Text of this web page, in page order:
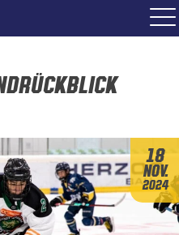
18
Nov.
2024